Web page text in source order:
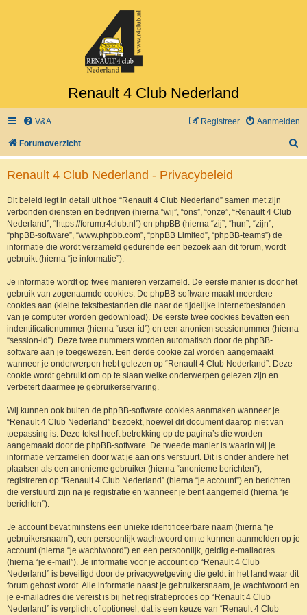
Renault 4 Club Nederland
V&A Aanmelden
Registreer
Forumoverzicht
o
Renault 4 Club Nederland - Privacybeleid
Dit beleid legt in detail uit hoe “Renault 4 Club Nederland” samen met zijn
verbonden diensten en bedrijven (hierna “wij”, “ons”, “onze”, “Renault 4 Club
Nederland”, “https://forum.r4club.nl”) en phpBB (hierna “zij”, “hun”, “zijn”,
“phpBB-software”, “www.phpbb.com”, “phpBB Limited”, “phpBB-teams”) de
informatie die wordt verzameld gedurende een bezoek aan dit forum, wordt
gebruikt (hierna “je informatie”).
Je informatie wordt op twee manieren verzameld. De eerste manier is door het
gebruik van zogenaamde cookies. De phpBB-software maakt meerdere
cookies aan (kleine tekstbestanden die naar de tijdelijke internetbestanden
van je computer worden gedownload). De eerste twee cookies bevatten een
indentificatienummer (hierna “user-id”) en een anoniem sessienummer (hierna
“session-id”). Deze twee nummers worden automatisch door de phpBB-
software aan je toegewezen. Een derde cookie zal worden aangemaakt
wanneer je onderwerpen hebt gelezen op “Renault 4 Club Nederland”. Deze
cookie wordt gebruikt om op te slaan welke onderwerpen gelezen zijn en
verbetert daarmee je gebruikerservaring.
Wij kunnen ook buiten de phpBB-software cookies aanmaken wanneer je
“Renault 4 Club Nederland” bezoekt, hoewel dit document daarop niet van
toepassing is. Deze tekst heeft betrekking op de pagina’s die worden
aangemaakt door de phpBB-software. De tweede manier is waarin wij je
informatie verzamelen door wat je aan ons verstuurt. Dit is onder andere het
plaatsen als een anonieme gebruiker (hierna “anonieme berichten”),
registreren op “Renault 4 Club Nederland” (hierna “je account”) en berichten
die verstuurd zijn na je registratie en wanneer je bent aangemeld (hierna “je
berichten”).
Je account bevat minstens een unieke identificeerbare naam (hierna “je
gebruikersnaam”), een persoonlijk wachtwoord om te kunnen aanmelden op je
account (hierna “je wachtwoord”) en een persoonlijk, geldig e-mailadres
(hierna “je e-mail”). Je informatie voor je account op “Renault 4 Club
Nederland” is beveiligd door de privacywetgeving die geldt in het land waar dit
forum gehost wordt. Alle informatie naast je gebruikersnaam, je wachtwoord en
je e-mailadres die vereist is bij het registratieproces op “Renault 4 Club
Nederland” is verplicht of optioneel, dat is een keuze van “Renault 4 Club